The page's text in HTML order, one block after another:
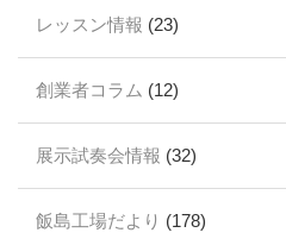
レッスン情報 (23)
創業者コラム (12)
展示試奏会情報 (32)
飯島工場だより (178)